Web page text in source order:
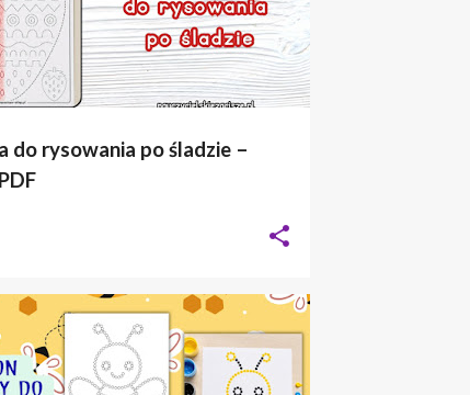
do rysowania po śladzie –
PRACE PLASTYCZNE SZABLON